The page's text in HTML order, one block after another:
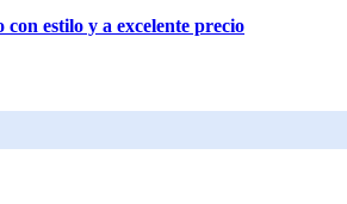
estilo y a excelente precio